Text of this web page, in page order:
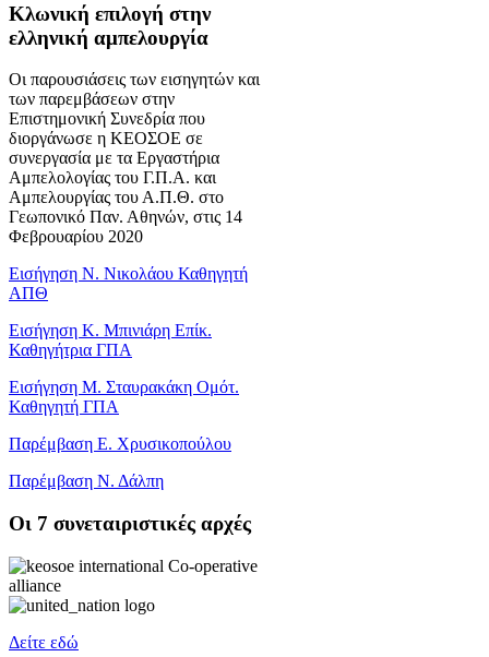
Κλωνική επιλογή στην
ελληνική αμπελουργία
Οι παρουσιάσεις των εισηγητών και
των παρεμβάσεων στην
Επιστημονική Συνεδρία που
διοργάνωσε η ΚΕΟΣΟΕ σε
συνεργασία με τα Εργαστήρια
Αμπελολογίας του Γ.Π.Α. και
Αμπελουργίας του Α.Π.Θ. στο
Γεωπονικό Παν. Αθηνών, στις 14
Φεβρουαρίου 2020
Εισήγηση Ν. Νικολάου Καθηγητή
ΑΠΘ
Εισήγηση Κ. Μπινιάρη Επίκ.
Καθηγήτρια ΓΠΑ
Εισήγηση Μ. Σταυρακάκη Ομότ.
Καθηγητή ΓΠΑ
Παρέμβαση Ε. Χρυσικοπούλου
Παρέμβαση Ν. Δάλπη
Oι 7 συνεταιριστικές αρχές
Δείτε εδώ